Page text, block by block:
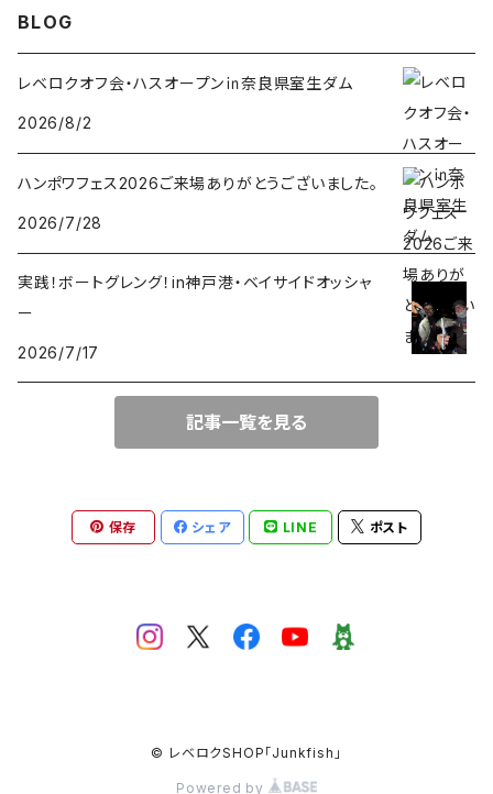
FishLABO
TAKEDA CRAFT
ERTEL
BLOG
レベロクオフ会・ハスオープン㏌奈良県室生ダム
2026/8/2
ハンポワフェス2026ご来場ありがとうございました。
2026/7/28
実践！ボートグレング！in神戸港・ベイサイドオッシャ
ー
2026/7/17
記事一覧を見る
保存 シェア LINE ポスト
© レベロクSHOP「Junkfish｣
Powered by